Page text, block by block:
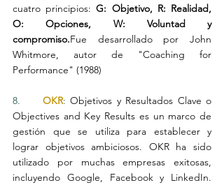
cuatro principios: G: Objetivo, R: Realidad,
O: Opciones, W: Voluntad y
compromiso.Fue desarrollado por John
Whitmore, autor de "Coaching for
Performance" (1988)
8. OKR: Objetivos y Resultados Clave o
Objectives and Key Results es un marco de
gestión que se utiliza para establecer y
lograr objetivos ambiciosos. OKR ha sido
utilizado por muchas empresas exitosas,
incluyendo Google, Facebook y LinkedIn.